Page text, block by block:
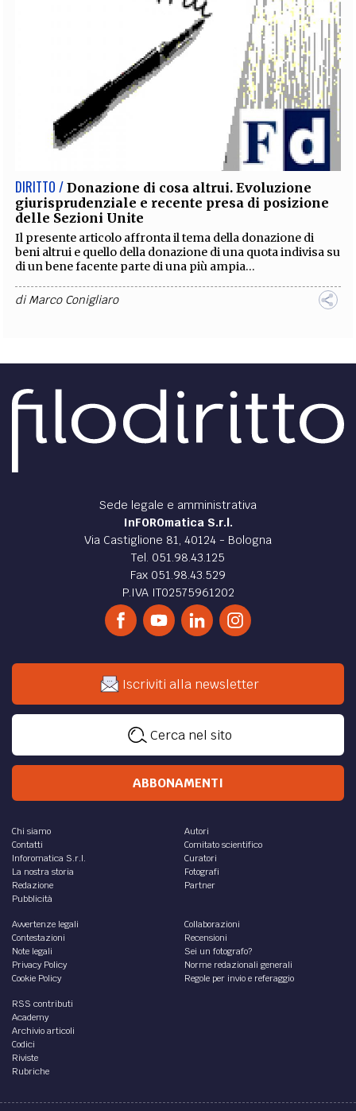
DIRITTO / Donazione di cosa altrui. Evoluzione
giurisprudenziale e recente presa di posizione
delle Sezioni Unite
Il presente articolo affronta il tema della donazione di
beni altrui e quello della donazione di una quota indivisa su
di un bene facente parte di una più ampia...
diMarco Conigliaro
Sede legale e amministrativa
InFOROmatica S.r.l.
Via Castiglione 81, 40124 - Bologna
Tel. 051.98.43.125
Fax 051.98.43.529
P.IVA IT02575961202
Iscriviti alla newsletter
Cerca nel sito
ABBONAMENTI
Chi siamo
Contatti
Inforomatica S.r.l.
La nostra storia
Redazione
Pubblicità
Autori
Comitato scientifico
Curatori
Fotografi
Partner
Avvertenze legali
Contestazioni
Note legali
Privacy Policy
Cookie Policy
Collaborazioni
Recensioni
Sei un fotografo?
Norme redazionali generali
Regole per invio e referaggio
RSS contributi
Academy
Archivio articoli
Codici
Riviste
Rubriche